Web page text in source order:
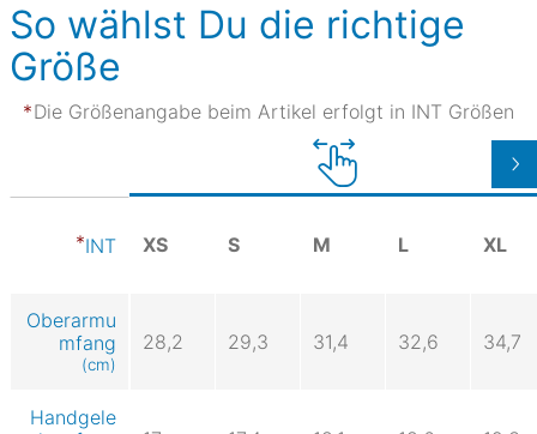
So wählst Du die richtige
Größe
Die Größenangabe beim Artikel erfolgt in INT Größen
INT XS S M L XL
Oberarmu
mfang
(cm)
28,2 29,3 31,4 32,6 34,7
Handgele